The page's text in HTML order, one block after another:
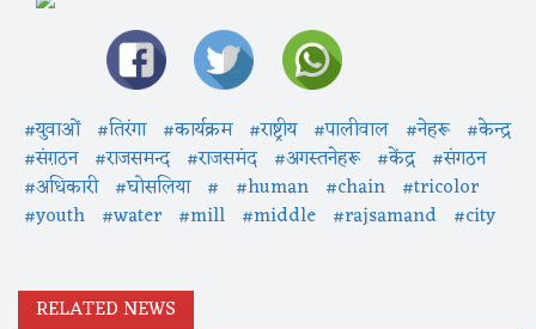
#युवाओं #तिरंगा #कार्यक्रम #राष्ट्रीय #पालीवाल #नेहरू #केन्द्र
#संग़ठन #राजसमन्द #राजसमंद #अगस्तनेहरू #केंद्र #संगठन
#अधिकारी #घोसलिया # #human #chain #tricolor
#youth #water #mill #middle #rajsamand #city
RELATED NEWS